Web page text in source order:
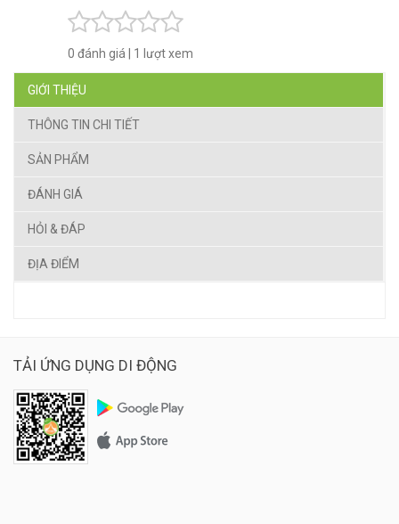
0 đánh giá 1 lượt xem
GIỚI THIỆU
THÔNG TIN CHI TIẾT
SẢN PHẨM
ĐÁNH GIÁ
HỎI & ĐÁP
ĐỊA ĐIỂM
TẢI ỨNG DỤNG DI ĐỘNG